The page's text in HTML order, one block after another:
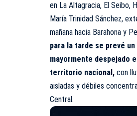
en La Altagracia, El Seibo,
María Trinidad Sánchez,
mañana hacia Barahona y
para la tarde se prevé
mayormente despejado
territorio nacional, con
aisladas y débiles
Central.